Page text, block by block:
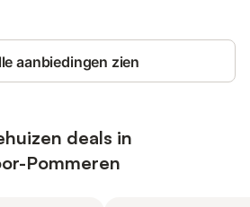
aanbiedingen zien
deals in
Pommeren